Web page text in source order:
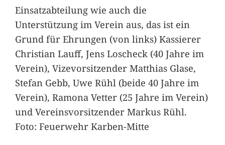
Einsatzabteilung wie auch die
Unterstützung im Verein aus, das ist ein
Grund für Ehrungen (von links) Kassierer
Christian Lauff, Jens Loscheck (40 Jahre im
Verein), Vizevorsitzender Matthias Glase,
Stefan Gebb, Uwe Rühl (beide 40 Jahre im
Verein), Ramona Vetter (25 Jahre im Verein)
und Vereinsvorsitzender Markus Rühl.
Foto: Feuerwehr Karben-Mitte